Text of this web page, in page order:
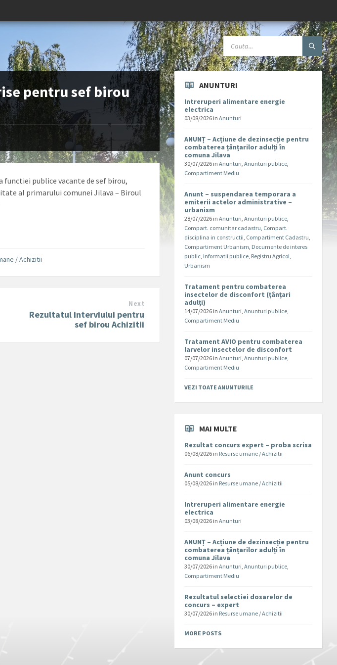
pentru sef birou
publice vacante de sef birou,
al primarului comunei Jilava – Biroul
/ Achizitii
Next
Rezultatul interviului pentru
sef birou Achizitii
ANUNTURI
Intreruperi alimentare energie
electrica
03/08/2026 inAnunturi
ANUNȚ – Acțiune de dezinsecție pentru
combaterea țânțarilor adulți în
comuna Jilava
30/07/2026 inAnunturi,Anunturi publice,
Compartiment Mediu
Anunt – suspendarea temporara a
emiterii actelor administrative –
urbanism
28/07/2026 inAnunturi,Anunturi publice,
Compart. comunitar cadastru, Compart.
disciplina in constructii, Compartiment Cadastru,
Compartiment Urbanism, Documente de interes
public, Informatii publice, Registru Agricol,
Urbanism
Tratament pentru combaterea
insectelor de disconfort (țânțari
adulți)
14/07/2026 inAnunturi,Anunturi publice,
Compartiment Mediu
Tratament AVIO pentru combaterea
larvelor insectelor de disconfort
07/07/2026 inAnunturi,Anunturi publice,
Compartiment Mediu
VEZI TOATE ANUNTURILE
MAI MULTE
Rezultat concurs expert – proba scrisa
06/08/2026 in Resurse umane / Achizitii
Anunt concurs
05/08/2026 in Resurse umane / Achizitii
Intreruperi alimentare energie
electrica
03/08/2026 inAnunturi
ANUNȚ – Acțiune de dezinsecție pentru
combaterea țânțarilor adulți în
comuna Jilava
30/07/2026 inAnunturi,Anunturi publice,
Compartiment Mediu
Rezultatul selectiei dosarelor de
concurs – expert
30/07/2026 in Resurse umane / Achizitii
MORE POSTS